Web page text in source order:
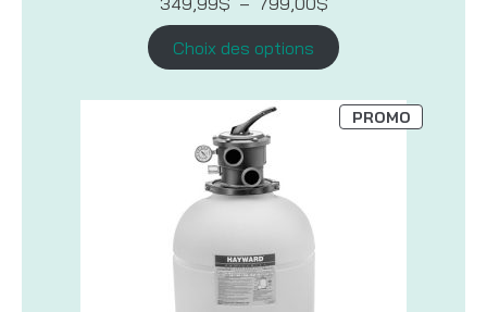
prix :
349,99$
à
Choix des options
PROMOPRODUIT
EN